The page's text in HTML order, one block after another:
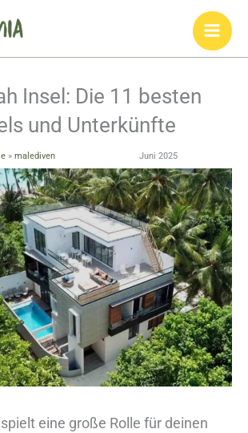
Insel: Die 11 besten
und Unterkünfte
» malediven Juni 2025
eine große Rolle für deinen